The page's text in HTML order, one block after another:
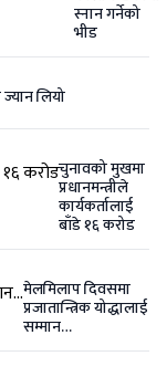
स्नान गर्नेको
भीड
लियो
चुनावको मुखमा
प्रधानमन्त्रीले
कार्यकर्तालाई
बाँडे १६ करोड
मेलमिलाप दिवसमा
प्रजातान्त्रिक योद्धालाई
सम्मान…